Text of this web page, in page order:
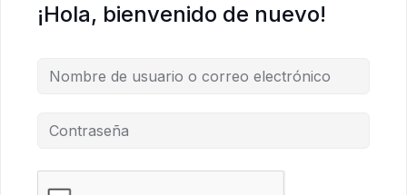
¡Hola, bienvenido de nuevo!